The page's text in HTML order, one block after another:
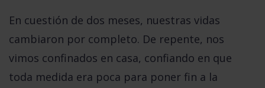
En cuestión de dos meses, nuestras vidas
cambiaron por completo. De repente, nos
vimos confinados en casa, confiando en que
toda medida era poca para poner fin a la